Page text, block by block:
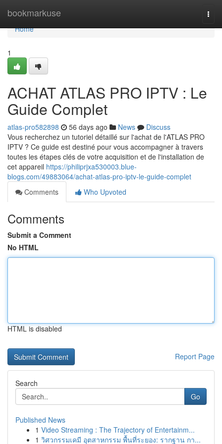
bookmarkuse
Home
Home
1
ACHAT ATLAS PRO IPTV : Le
Guide Complet
atlas-pro582898 56 days ago News
Discuss
Vous recherchez un tutoriel détaillé sur l'achat de l'ATLAS PRO
IPTV ? Ce guide est destiné pour vous accompagner à travers
toutes les étapes clés de votre acquisition et de l'installation de
cet appareil https://philiprjxa530003.blue-
blogs.com/49883064/achat-atlas-pro-iptv-le-guide-complet
Comments
Who Upvoted
Comments
Submit a Comment
No HTML
HTML is disabled
Report Page
Search
Go
Published News
1 Video Streaming : The Trajectory of Entertainm...
1 วิศวกรรมเคมี อุตสาหกรรม พื้นที่ระยอง: รากฐาน กา...